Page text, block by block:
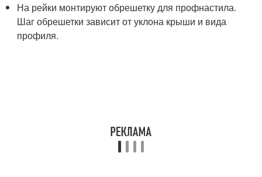
На рейки монтируют обрешетку для профнастила.
Шаг обрешетки зависит от уклона крыши и вида
профиля.